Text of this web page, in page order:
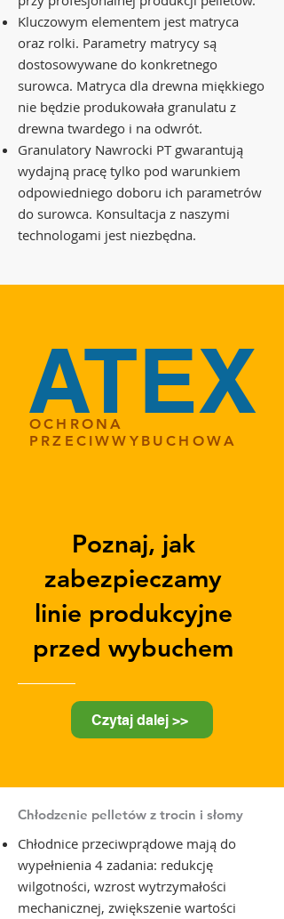
Kluczowym elementem jest matryca
oraz rolki. Parametry matrycy są
dostosowywane do konkretnego
surowca. Matryca dla drewna miękkiego
nie będzie produkowała granulatu z
drewna twardego i na odwrót.
Granulatory Nawrocki PT gwarantują
wydajną pracę tylko pod warunkiem
odpowiedniego doboru ich parametrów
do surowca. Konsultacja z naszymi
technologami jest niezbędna.
ATEX
OCHRONA
PRZECIWWYBUCHOWA
Poznaj, jak
zabezpieczamy
linie produkcyjne
przed wybuchem
Czytaj dalej >>
Chłodzenie pelletów z trocin i słomy
Chłodnice przeciwprądowe mają do
wypełnienia 4 zadania: redukcję
wilgotności, wzrost wytrzymałości
mechanicznej, zwiększenie wartości